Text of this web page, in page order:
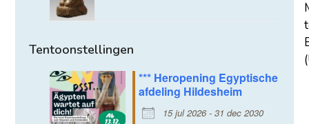
Tentoonstellingen
*** Heropening Egyptische
afdeling Hildesheim
15 jul 2026 - 31 dec 2030